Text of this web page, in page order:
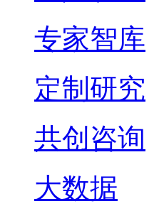
专家智库
定制研究
共创咨询
大数据